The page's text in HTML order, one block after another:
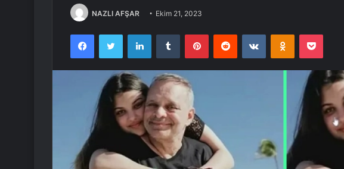
NAZLI AFŞAR Ekim 21, 2023
FacebookTwitter LinkedInTumblr PinterestReddit VKontakteOdnoklassniki
Pocket